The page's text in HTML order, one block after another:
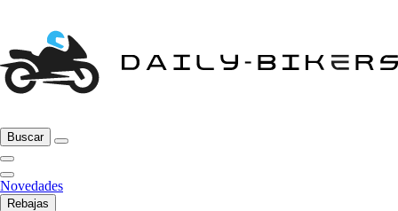
Buscar
Novedades
Rebajas